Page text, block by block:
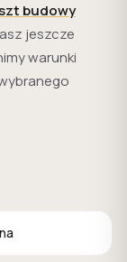
budowy
jeszcze
warunki